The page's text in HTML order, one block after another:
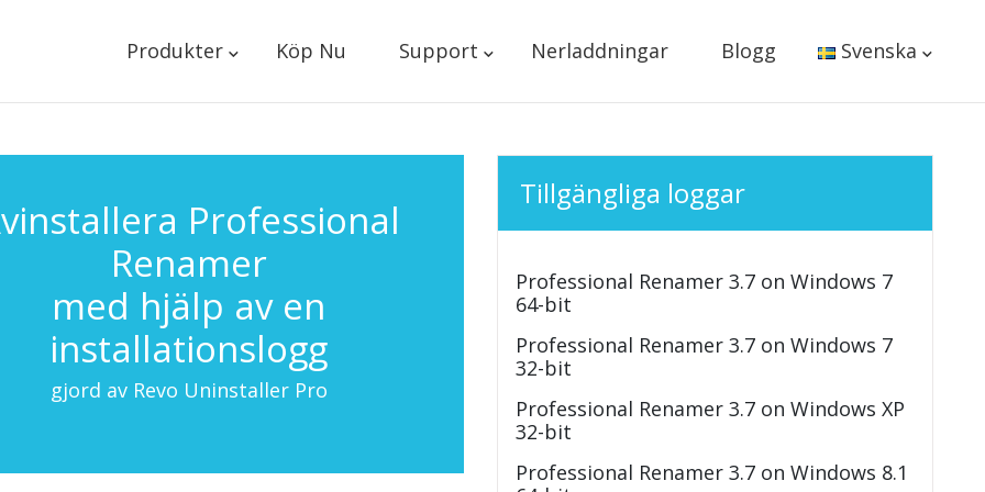
Produkter Köp Nu Support Nerladdningar Blogg Svenska
Professional
Renamer
med hjälp av en
installationslogg
gjord av Revo Uninstaller Pro
Tillgängliga loggar
Professional Renamer 3.7 on Windows 7
64-bit
Professional Renamer 3.7 on Windows 7
32-bit
Professional Renamer 3.7 on Windows XP
32-bit
Professional Renamer 3.7 on Windows 8.1